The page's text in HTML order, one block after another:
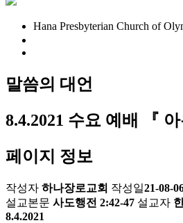
Hana Presbyterian Church of
말씀의 대언
8.4.2021 수요 예배 『
페이지 정보
작성자 하나장로교회 작성일21-08-
설교본문 사도행전 2:42-47 설교자
8.4.2021